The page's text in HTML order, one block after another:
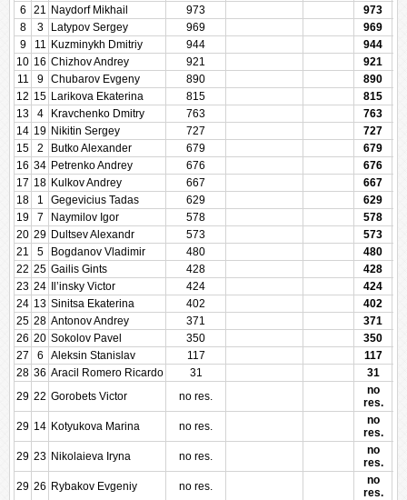
6
21 Naydorf Mikhail 973
973
8
3 Latypov Sergey 969
969
9
11 Kuzminykh Dmitriy 944
944
10 16 Chizhov Andrey 921
921
11
9 Chubarov Evgeny 890
890
12 15 Larikova Ekaterina 815
815
13
4 Kravchenko Dmitry 763
763
14 19 Nikitin Sergey 727
727
15
2 Butko Alexander 679
679
16 34 Petrenko Andrey 676
676
17 18 Kulkov Andrey 667
667
18
1 Gegevicius Tadas 629
629
19
7 Naymilov Igor 578
578
20 29 Dultsev Alexandr 573
573
21
5 Bogdanov Vladimir 480
480
22 25 Gailis Gints 428
428
23 24 Il’insky Victor 424
424
24 13 Sinitsa Ekaterina 402
402
25 28 Antonov Andrey 371
371
26 20 Sokolov Pavel 350
350
27
6 Aleksin Stanislav 117
117
28 36 Aracil Romero Ricardo 31
31
29 22 Gorobets Victor no res.
no
res.
29 14 Kotyukova Marina no res.
no
res.
29 23 Nikolaieva Iryna no res.
no
res.
29 26 Rybakov Evgeniy no res.
no
res.